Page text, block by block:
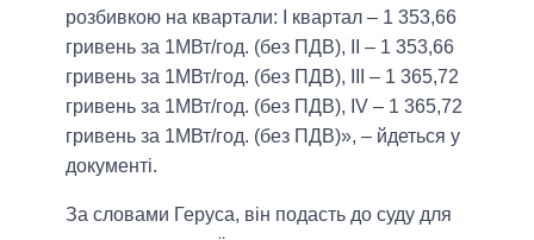
розбивкою на квартали: I квартал – 1 353,66
гривень за 1МВт/год. (без ПДВ), II – 1 353,66
гривень за 1МВт/год. (без ПДВ), III – 1 365,72
гривень за 1МВт/год. (без ПДВ), IV – 1 365,72
гривень за 1МВт/год. (без ПДВ)», – йдеться у
документі.
За словами Геруса, він подасть до суду для